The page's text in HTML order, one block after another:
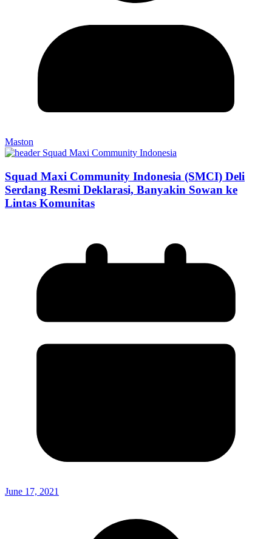
Maston
Squad Maxi Community Indonesia (SMCI) Deli
Serdang Resmi Deklarasi, Banyakin Sowan ke
Lintas Komunitas
June 17, 2021